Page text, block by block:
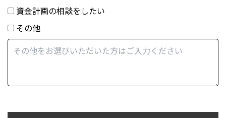
資金計画の相談をしたい
その他